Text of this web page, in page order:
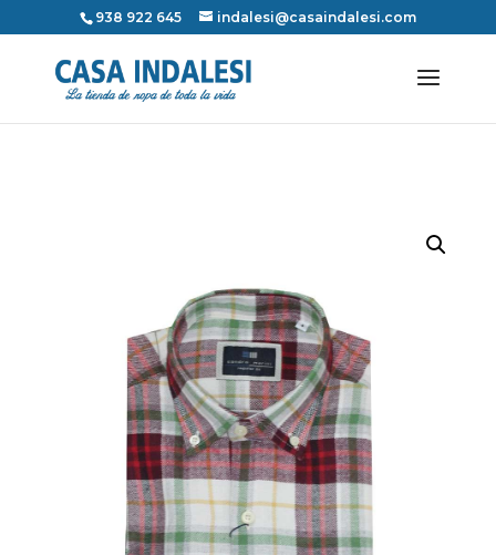
938 922 645 indalesi@casaindalesi.com